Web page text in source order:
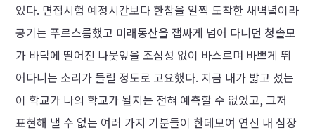
있다. 면접시험 예정시간보다 한참을 일찍 도착한 새벽녘이라
공기는 푸르스름했고 미래동산을 잽싸게 넘어 다니던 청솔모
가 바닥에 떨어진 나뭇잎을 조심성 없이 바스르며 바쁘게 뛰
어다니는 소리가 들릴 정도로 고요했다. 지금 내가 밟고 섰는
이 학교가 나의 학교가 될지는 전혀 예측할 수 없었고, 그저
표현해 낼 수 없는 여러 가지 기분들이 한데모여 연신 내 심장